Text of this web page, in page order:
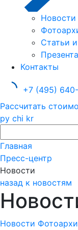
Новости
Статьи
Контакты
+7 (495)
Рассчитать
ру chi kr
Главная
Пресс-центр
Новости
назад к новостям
Новости